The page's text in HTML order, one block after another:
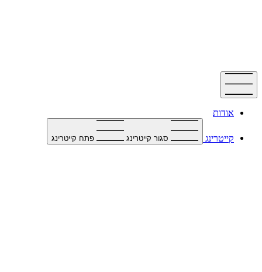
אודות
קייטרינג סגור קייטרינג פתח קייטרינג